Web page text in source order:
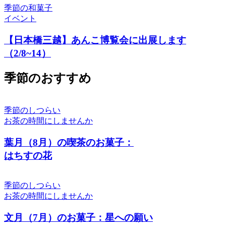
季節の和菓子
イベント
【日本橋三越】あんこ博覧会に出展します
（2/8~14）
季節のおすすめ
季節のしつらい
お茶の時間にしませんか
葉月（8月）の喫茶のお菓子：
はちすの花
季節のしつらい
お茶の時間にしませんか
文月（7月）のお菓子：星への願い